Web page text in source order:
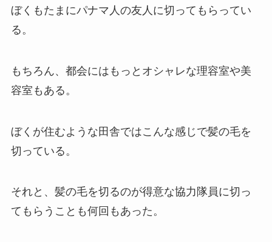
ぼくもたまにパナマ人の友人に切ってもらってい
る。
もちろん、都会にはもっとオシャレな理容室や美
容室もある。
ぼくが住むような田舎ではこんな感じで髪の毛を
切っている。
それと、髪の毛を切るのが得意な協力隊員に切っ
てもらうことも何回もあった。